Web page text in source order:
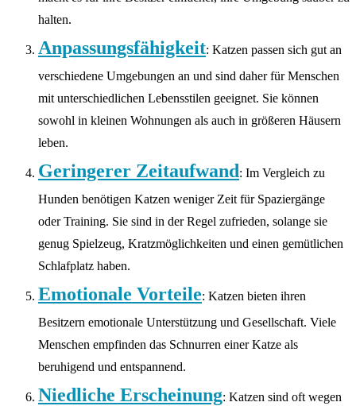
halten.
Anpassungsfähigkeit: Katzen passen sich gut an
verschiedene Umgebungen an und sind daher für Menschen
mit unterschiedlichen Lebensstilen geeignet. Sie können
sowohl in kleinen Wohnungen als auch in größeren Häusern
leben.
Geringerer Zeitaufwand: Im Vergleich zu
Hunden benötigen Katzen weniger Zeit für Spaziergänge
oder Training. Sie sind in der Regel zufrieden, solange sie
genug Spielzeug, Kratzmöglichkeiten und einen gemütlichen
Schlafplatz haben.
Emotionale Vorteile: Katzen bieten ihren
Besitzern emotionale Unterstützung und Gesellschaft. Viele
Menschen empfinden das Schnurren einer Katze als
beruhigend und entspannend.
Niedliche Erscheinung: Katzen sind oft wegen